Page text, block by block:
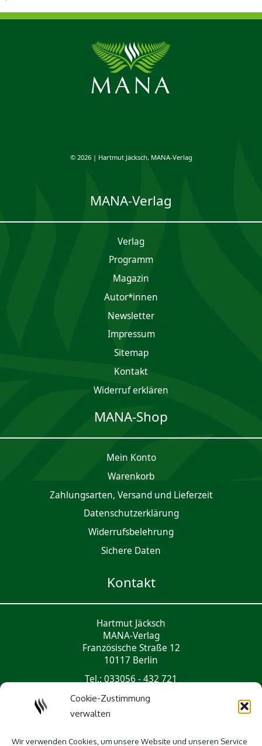
Cookie-Zustimmung
verwalten
Wir verwenden Cookies, um unsere Website und unseren Service
© 2026 | Hartmut Jäcksch, MANA-Verlag
MANA-Verlag
Verlag
Programm
Magazin
Autor*innen
Newsletter
Impres­sum
Sitemap
Kontakt
Widerruf erklären
MANA-Shop
Mein Konto
Waren­korb
Zahlungsarten, Versand und Lieferzeit
Daten­schutz­er­klärung
Widerrufsbelehrung
Sichere Daten
Kontakt
Hartmut Jäcksch
MANA-Verlag
Französische Straße 12
10117 Berlin
Tel.: 033056 - 432 721
Social Media